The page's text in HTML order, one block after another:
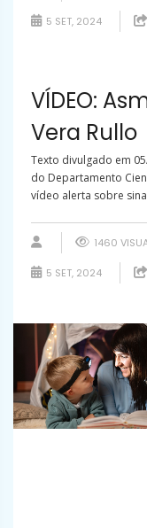
5 SET, 2024
VÍDEO:
Vera Rullo
Texto divulgado em
do Departamento
vídeo alerta sobre
1460
5 SET, 2024